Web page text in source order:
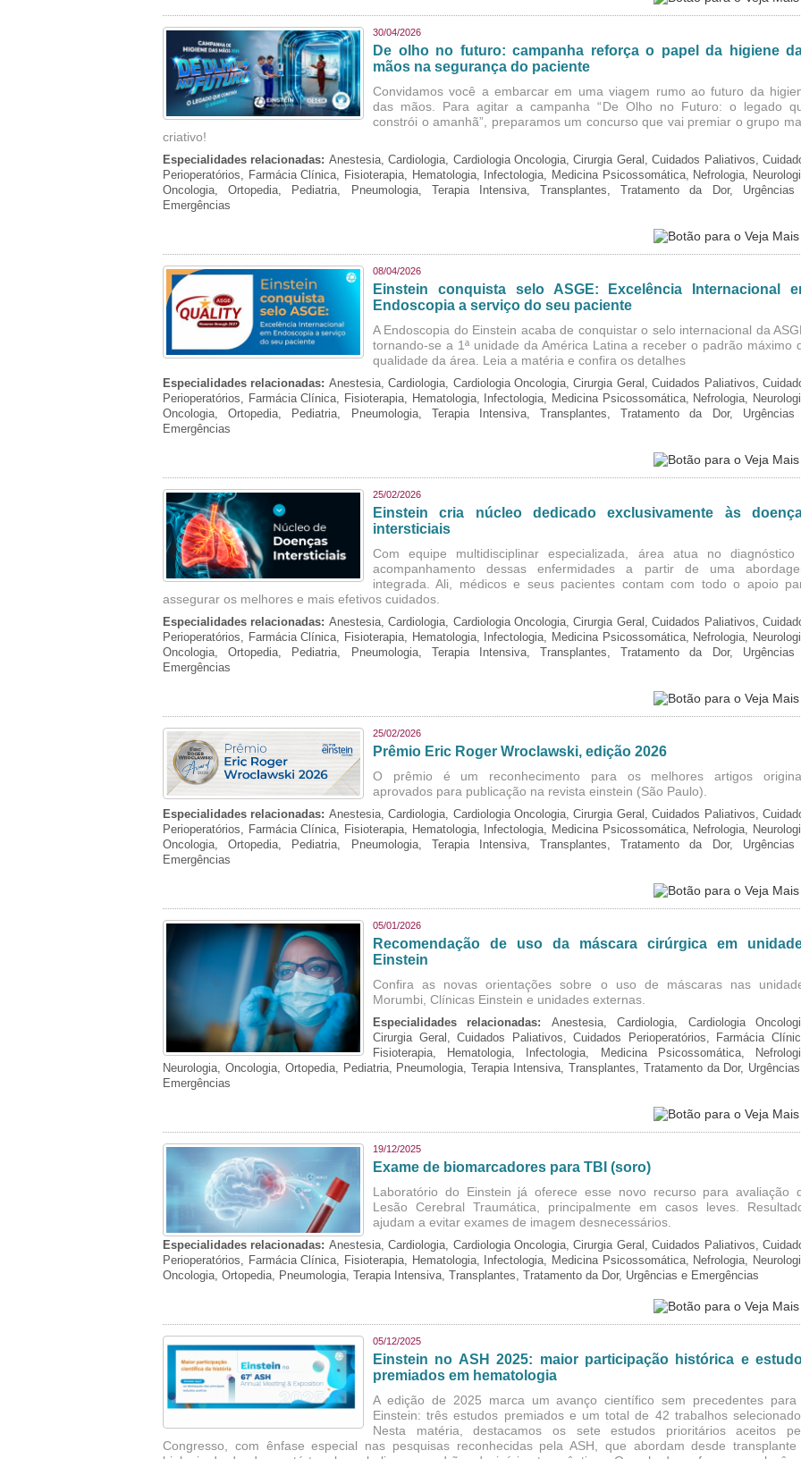
30/04/2026
De olho no futuro: campanha reforça o papel da higiene
mãos na segurança do paciente
Convidamos você a embarcar em uma viagem rumo ao futuro da
das mãos. Para agitar a campanha “De Olho no Futuro: o legado
constrói o amanhã”, preparamos um concurso que vai premiar o grupo
criativo!
Especialidades relacionadas: Anestesia, Cardiologia, Cardiologia Oncologia, Cirurgia Geral, Cuidados Paliativos,
Perioperatórios, Farmácia Clínica, Fisioterapia, Hematologia, Infectologia, Medicina Psicossomática, Nefrologia,
Oncologia, Ortopedia, Pediatria, Pneumologia, Terapia Intensiva, Transplantes, Tratamento da Dor,
Emergências
08/04/2026
Einstein conquista selo ASGE: Excelência Internacional
Endoscopia a serviço do seu paciente
A Endoscopia do Einstein acaba de conquistar o selo internacional da
tornando-se a 1ª unidade da América Latina a receber o padrão máximo
qualidade da área. Leia a matéria e confira os detalhes
Especialidades relacionadas: Anestesia, Cardiologia, Cardiologia Oncologia, Cirurgia Geral, Cuidados Paliativos,
Perioperatórios, Farmácia Clínica, Fisioterapia, Hematologia, Infectologia, Medicina Psicossomática, Nefrologia,
Oncologia, Ortopedia, Pediatria, Pneumologia, Terapia Intensiva, Transplantes, Tratamento da Dor,
Emergências
25/02/2026
Einstein cria núcleo dedicado exclusivamente às
intersticiais
Com equipe multidisciplinar especializada, área atua no diagnóstico
acompanhamento dessas enfermidades a partir de uma
integrada. Ali, médicos e seus pacientes contam com todo o apoio
assegurar os melhores e mais efetivos cuidados.
Especialidades relacionadas: Anestesia, Cardiologia, Cardiologia Oncologia, Cirurgia Geral, Cuidados Paliativos,
Perioperatórios, Farmácia Clínica, Fisioterapia, Hematologia, Infectologia, Medicina Psicossomática, Nefrologia,
Oncologia, Ortopedia, Pediatria, Pneumologia, Terapia Intensiva, Transplantes, Tratamento da Dor,
Emergências
25/02/2026
Prêmio Eric Roger Wroclawski, edição 2026
O prêmio é um reconhecimento para os melhores artigos
aprovados para publicação na revista einstein (São Paulo).
Especialidades relacionadas: Anestesia, Cardiologia, Cardiologia Oncologia, Cirurgia Geral, Cuidados Paliativos,
Perioperatórios, Farmácia Clínica, Fisioterapia, Hematologia, Infectologia, Medicina Psicossomática, Nefrologia,
Oncologia, Ortopedia, Pediatria, Pneumologia, Terapia Intensiva, Transplantes, Tratamento da Dor,
Emergências
05/01/2026
Recomendação de uso da máscara cirúrgica em
Einstein
Confira as novas orientações sobre o uso de máscaras nas
Morumbi, Clínicas Einstein e unidades externas.
Especialidades relacionadas: Anestesia, Cardiologia, Cardiologia
Cirurgia Geral, Cuidados Paliativos, Cuidados Perioperatórios, Farmácia
Fisioterapia, Hematologia, Infectologia, Medicina Psicossomática,
Neurologia, Oncologia, Ortopedia, Pediatria, Pneumologia, Terapia Intensiva, Transplantes, Tratamento da Dor,
Emergências
19/12/2025
Exame de biomarcadores para TBI (soro)
Laboratório do Einstein já oferece esse novo recurso para avaliação
Lesão Cerebral Traumática, principalmente em casos leves.
ajudam a evitar exames de imagem desnecessários.
Especialidades relacionadas: Anestesia, Cardiologia, Cardiologia Oncologia, Cirurgia Geral, Cuidados Paliativos,
Perioperatórios, Farmácia Clínica, Fisioterapia, Hematologia, Infectologia, Medicina Psicossomática, Nefrologia,
Oncologia, Ortopedia, Pneumologia, Terapia Intensiva, Transplantes, Tratamento da Dor, Urgências e Emergências
05/12/2025
Einstein no ASH 2025: maior participação histórica e
premiados em hematologia
A edição de 2025 marca um avanço científico sem precedentes para
Einstein: três estudos premiados e um total de 42 trabalhos
Nesta matéria, destacamos os sete estudos prioritários aceitos
Congresso, com ênfase especial nas pesquisas reconhecidas pela ASH, que abordam desde transplante